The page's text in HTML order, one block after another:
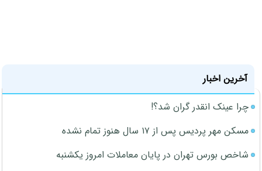
آخرین اخبار
چرا عینک انقدر گران شد؟!
مسکن مهر پردیس پس از ۱۷ سال هنوز تمام نشده
شاخص بورس تهران در پایان معاملات امروز یکشنبه